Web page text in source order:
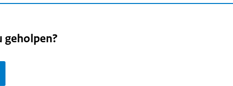
geholpen?